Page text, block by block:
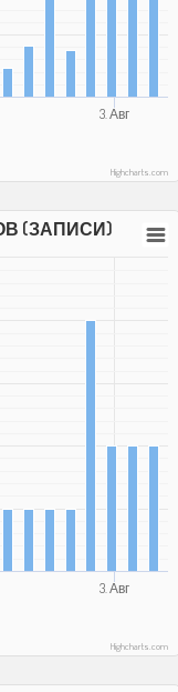
3. Авг
Highcharts.com
(ЗАПИСИ)
3. Авг
Highcharts.com